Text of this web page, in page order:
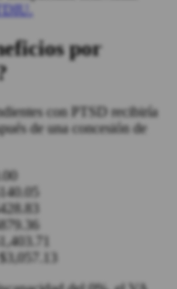
TDIU.
por
con PTSD recibiría
de una concesión de